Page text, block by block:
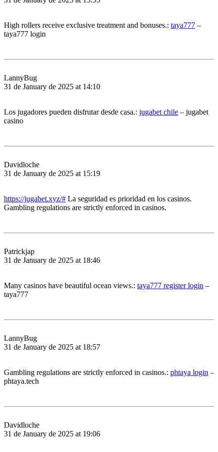
High rollers receive exclusive treatment and bonuses.: taya777 –
taya777 login
LannyBug
31 de January de 2025 at 14:10
Los jugadores pueden disfrutar desde casa.: jugabet chile – jugabet
casino
Davidloche
31 de January de 2025 at 15:19
https://jugabet.xyz/# La seguridad es prioridad en los casinos.
Gambling regulations are strictly enforced in casinos.
Patrickjap
31 de January de 2025 at 18:46
Many casinos have beautiful ocean views.: taya777 register login –
taya777
LannyBug
31 de January de 2025 at 18:57
Gambling regulations are strictly enforced in casinos.: phtaya login –
phtaya.tech
Davidloche
31 de January de 2025 at 19:06